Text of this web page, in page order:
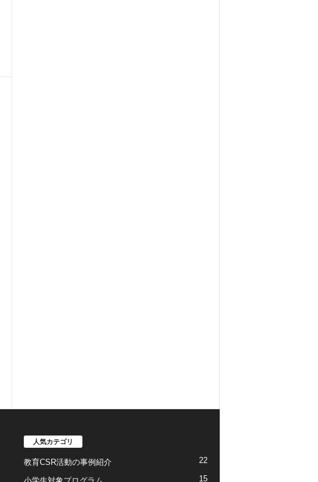
人気カテゴリ
教育CSR活動の事例紹介 22
15